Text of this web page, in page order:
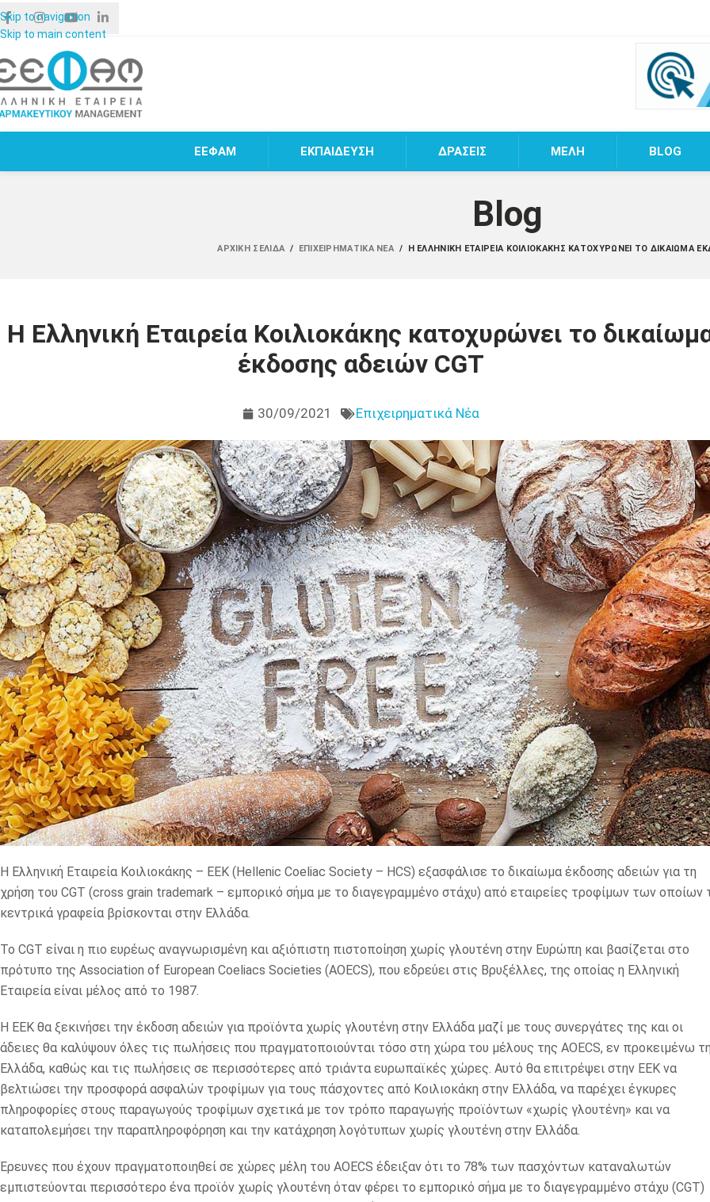
Skip to navigation
Skip to main content
ΕΕΦΑΜ ΕΚΠΑΙΔΕΥΣΗ ΔΡΑΣΕΙΣ MEΛΗ BLOG
Blog
ΑΡΧΙΚΉ ΣΕΛΊΔΑ / ΕΠΙΧΕΙΡΗΜΑΤΙΚΆ ΝΈΑ / Η ΕΛΛΗΝΙΚΉ ΕΤΑΙΡΕΊΑ ΚΟΙΛΙΟΚΆΚΗΣ ΚΑΤΟΧΥΡΏΝΕΙ ΤΟ ΔΙΚΑΊΩΜΑ
Η Ελληνική Εταιρεία Κοιλιοκάκης κατοχυρώνει το
έκδοσης αδειών CGT
30/09/2021 Επιχειρηματικά Νέα
Η Ελληνική Εταιρεία Κοιλιοκάκης – ΕΕΚ (Hellenic Coeliac Society – HCS) εξασφάλισε το δικαίωμα έκδοσης αδειών για τη
χρήση του CGT (cross grain trademark – εμπορικό σήμα με το διαγεγραμμένο στάχυ) από εταιρείες τροφίμων των οποίων
κεντρικά γραφεία βρίσκονται στην Ελλάδα.
Το CGT είναι η πιο ευρέως αναγνωρισμένη και αξιόπιστη πιστοποίηση χωρίς γλουτένη στην Ευρώπη και βασίζεται στο
πρότυπο της Association of European Coeliacs Societies (AOECS), που εδρεύει στις Βρυξέλλες, της οποίας η Ελληνική
Εταιρεία είναι μέλος από το 1987.
Η ΕΕΚ θα ξεκινήσει την έκδοση αδειών για προϊόντα χωρίς γλουτένη στην Ελλάδα μαζί με τους συνεργάτες της και οι
άδειες θα καλύψουν όλες τις πωλήσεις που πραγματοποιούνται τόσο στη χώρα του μέλους της AOECS, εν προκειμένω
Ελλάδα, καθώς και τις πωλήσεις σε περισσότερες από τριάντα ευρωπαϊκές χώρες. Αυτό θα επιτρέψει στην ΕΕΚ να
βελτιώσει την προσφορά ασφαλών τροφίμων για τους πάσχοντες από Κοιλιοκάκη στην Ελλάδα, να παρέχει έγκυρες
πληροφορίες στους παραγωγούς τροφίμων σχετικά με τον τρόπο παραγωγής προϊόντων «χωρίς γλουτένη» και να
καταπολεμήσει την παραπληροφόρηση και την κατάχρηση λογότυπων χωρίς γλουτένη στην Ελλάδα.
Έρευνες που έχουν πραγματοποιηθεί σε χώρες μέλη του AOECS έδειξαν ότι το 78% των πασχόντων καταναλωτών
εμπιστεύονται περισσότερο ένα προϊόν χωρίς γλουτένη όταν φέρει το εμπορικό σήμα με το διαγεγραμμένο στάχυ (CGT)